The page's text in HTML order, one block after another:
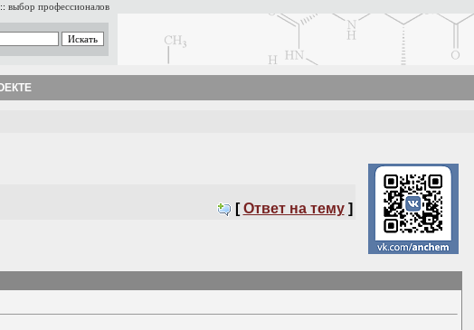
выбор профессионалов
[ Ответ на тему ]